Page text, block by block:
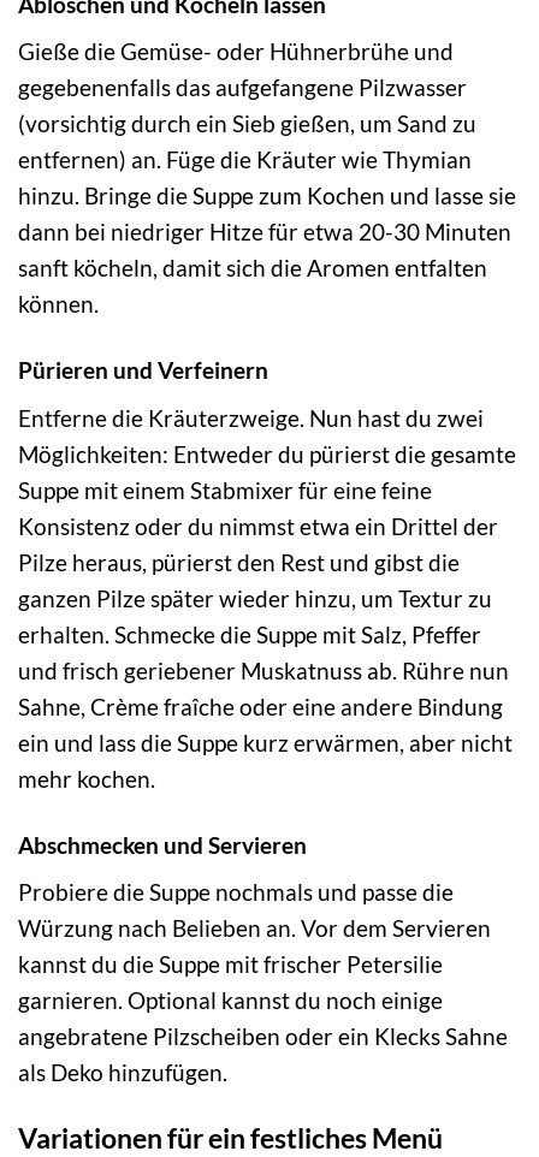
Gieße die Gemüse- oder Hühnerbrühe und
gegebenenfalls das aufgefangene Pilzwasser
(vorsichtig durch ein Sieb gießen, um Sand zu
entfernen) an. Füge die Kräuter wie Thymian
hinzu. Bringe die Suppe zum Kochen und lasse sie
dann bei niedriger Hitze für etwa 20-30 Minuten
sanft köcheln, damit sich die Aromen entfalten
können.
Pürieren und Verfeinern
Entferne die Kräuterzweige. Nun hast du zwei
Möglichkeiten: Entweder du pürierst die gesamte
Suppe mit einem Stabmixer für eine feine
Konsistenz oder du nimmst etwa ein Drittel der
Pilze heraus, pürierst den Rest und gibst die
ganzen Pilze später wieder hinzu, um Textur zu
erhalten. Schmecke die Suppe mit Salz, Pfeffer
und frisch geriebener Muskatnuss ab. Rühre nun
Sahne, Crème fraîche oder eine andere Bindung
ein und lass die Suppe kurz erwärmen, aber nicht
mehr kochen.
Abschmecken und Servieren
Probiere die Suppe nochmals und passe die
Würzung nach Belieben an. Vor dem Servieren
kannst du die Suppe mit frischer Petersilie
garnieren. Optional kannst du noch einige
angebratene Pilzscheiben oder ein Klecks Sahne
als Deko hinzufügen.
Variationen für ein festliches Menü